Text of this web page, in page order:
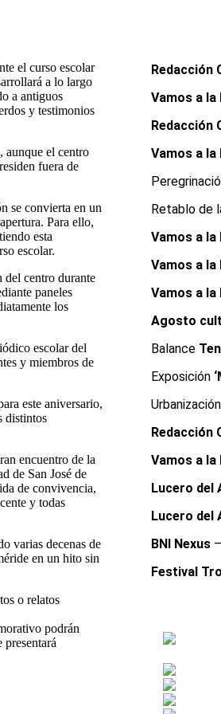
el curso escolar
a lo largo
a antiguos
y testimonios
aunque el centro
fuera de
se convierta en un
Para ello,
esta
escolar.
del centro durante
paneles
los
escolar del
y miembros de
este aniversario,
distintos
encuentro de la
de San José de
de convivencia,
y todas
varias decenas de
en un hito sin
o relatos
podrán
Redacción
Vamos a la
Redacción
Vamos a la
Retablo de
Vamos a la
Vamos a la
Vamos a la
Agosto
Balance
Exposición
Redacción
Vamos a la
Lucero del
Lucero del
BNI Nexus–
Festival